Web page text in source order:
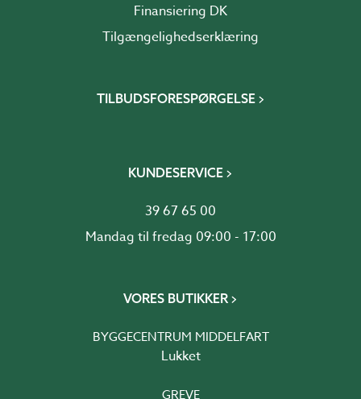
Finansiering DK
Tilgængelighedserklæring
TILBUDSFORESPØRGELSE
KUNDESERVICE
39 67 65 00
Mandag til fredag 09:00 - 17:00
VORES BUTIKKER
BYGGECENTRUM MIDDELFART
Lukket
GREVE